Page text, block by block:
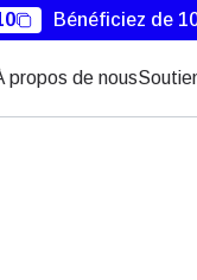
Bénéficiez de
propos de nous